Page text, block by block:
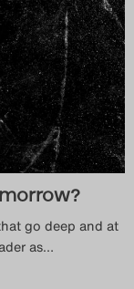
Blog
Blog
Blog
Blog
go deep and at
as…